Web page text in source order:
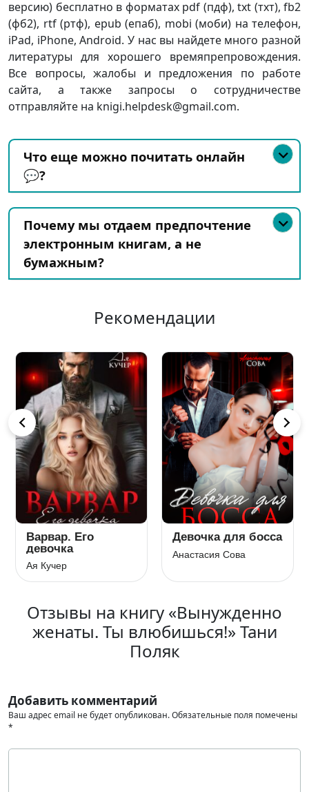
версию) бесплатно в форматах pdf (пдф), txt (тхт), fb2
(фб2), rtf (ртф), epub (епаб), mobi (моби) на телефон,
iPad, iPhone, Android. У нас вы найдете много разной
литературы для хорошего времяпрепровождения.
Все вопросы, жалобы и предложения по работе
сайта, а также запросы о сотрудничестве
отправляйте на knigi.helpdesk@gmail.com.
Что еще можно почитать онлайн
💬?
Почему мы отдаем предпочтение
электронным книгам, а не
бумажным?
Рекомендации
Варвар. Его
девочка
Ая Кучер
Девочка для босса
Анастасия Сова
Отзывы на книгу «Вынужденно
женаты. Ты влюбишься!» Тани
Поляк
Добавить комментарий
Ваш адрес email не будет опубликован.Обязательные поля помечены
*